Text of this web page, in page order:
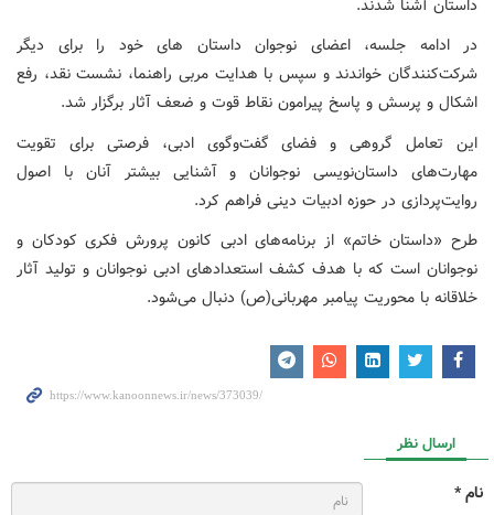
داستان آشنا شدند.
در ادامه جلسه، اعضای نوجوان داستان‌ های خود را برای دیگر
شرکت‌کنندگان خواندند و سپس با هدایت مربی راهنما، نشست نقد، رفع
اشکال و پرسش و پاسخ پیرامون نقاط قوت و ضعف آثار برگزار شد.
این تعامل گروهی و فضای گفت‌وگوی ادبی، فرصتی برای تقویت
مهارت‌های داستان‌نویسی نوجوانان و آشنایی بیشتر آنان با اصول
روایت‌پردازی در حوزه ادبیات دینی فراهم کرد.
طرح «داستان خاتم» از برنامه‌های ادبی کانون پرورش فکری کودکان و
نوجوانان است که با هدف کشف استعدادهای ادبی نوجوانان و تولید آثار
خلاقانه با محوریت پیامبر مهربانی(ص) دنبال می‌شود.
ارسال نظر
نام *